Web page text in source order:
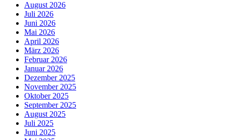
August 2026
Juli 2026
Juni 2026
Mai 2026
April 2026
März 2026
Februar 2026
Januar 2026
Dezember 2025
November 2025
Oktober 2025
September 2025
August 2025
Juli 2025
Juni 2025